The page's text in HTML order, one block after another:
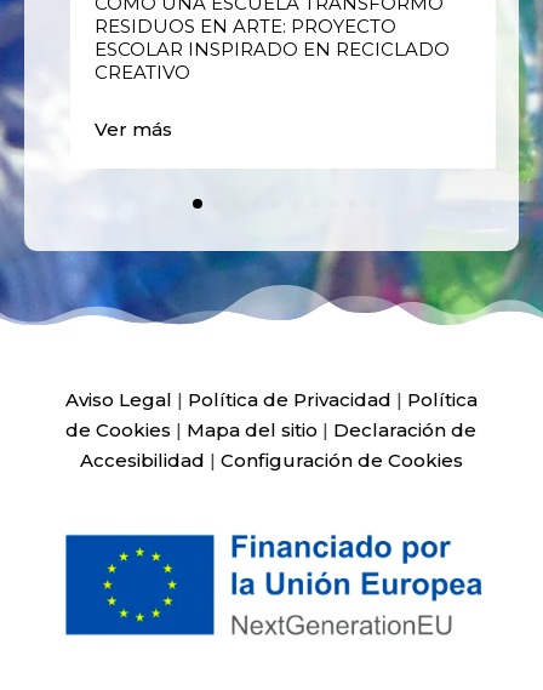
RESIDUOS EN ARTE: PROYECTO
ESCOLAR INSPIRADO EN RECICLADO
CREATIVO
Ver más
Aviso Legal | Política de Privacidad | Política
de Cookies | Mapa del sitio | Declaración de
Accesibilidad | Configuración de Cookies